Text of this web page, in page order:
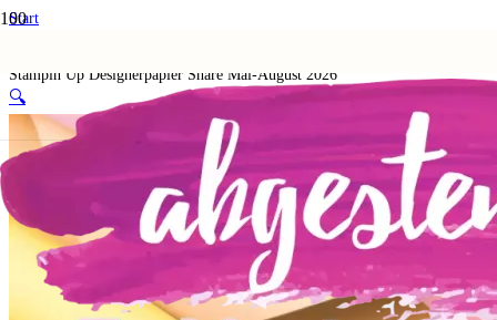
Start
Stampin Up Designerpapier Share Mai-August 2026
🔍